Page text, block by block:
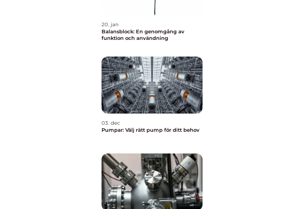
20. jan
Balansblock: En genomgång av
funktion och användning
03. dec
Pumpar: Välj rätt pump för ditt behov